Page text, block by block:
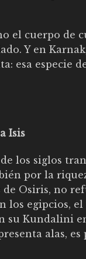
el cuerpo de
Y en
esa especie
Isis
los siglos
por la
Osiris, no
los egipcios,
su Kundalini
alas,